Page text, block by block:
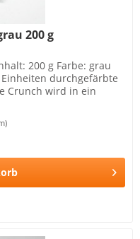
200 g
200 g Farbe: grau
durchgefärbte
Crunch wird in ein